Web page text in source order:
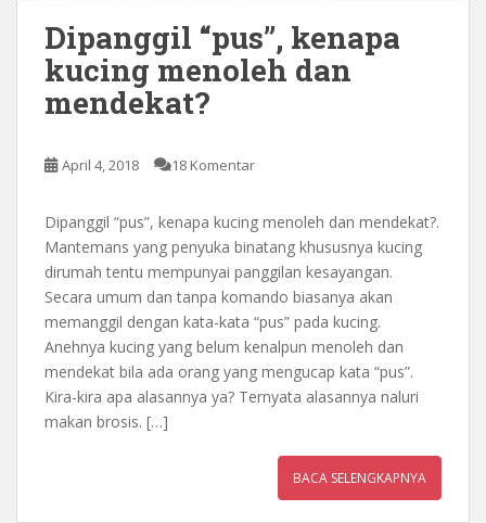
Dipanggil “pus”, kenapa
kucing menoleh dan
mendekat?
April 4, 2018 18 Komentar
Dipanggil “pus”, kenapa kucing menoleh dan mendekat?.
Mantemans yang penyuka binatang khususnya kucing
dirumah tentu mempunyai panggilan kesayangan.
Secara umum dan tanpa komando biasanya akan
memanggil dengan kata-kata “pus” pada kucing.
Anehnya kucing yang belum kenalpun menoleh dan
mendekat bila ada orang yang mengucap kata “pus”.
Kira-kira apa alasannya ya? Ternyata alasannya naluri
makan brosis. […]
BACA SELENGKAPNYA